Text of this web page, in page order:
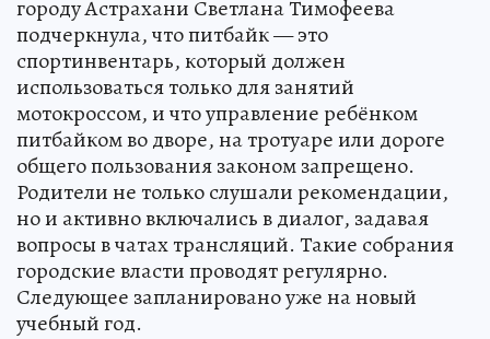
городу Астрахани Светлана Тимофеева
подчеркнула, что питбайк — это
спортинвентарь, который должен
использоваться только для занятий
мотокроссом, и что управление ребёнком
питбайком во дворе, на тротуаре или дороге
общего пользования законом запрещено.
Родители не только слушали рекомендации,
но и активно включались в диалог, задавая
вопросы в чатах трансляций. Такие собрания
городские власти проводят регулярно.
Следующее запланировано уже на новый
учебный год.